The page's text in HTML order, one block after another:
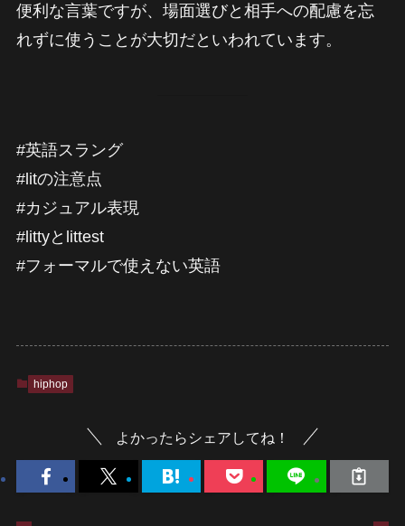
便利な言葉ですが、場面選びと相手への配慮を忘
れずに使うことが大切だといわれています。
#英語スラング
#litの注意点
#カジュアル表現
#littyとlittest
#フォーマルで使えない英語
hiphop
よかったらシェアしてね！